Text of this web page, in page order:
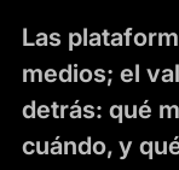
Las
medios; el
detrás: qué
cuándo, y